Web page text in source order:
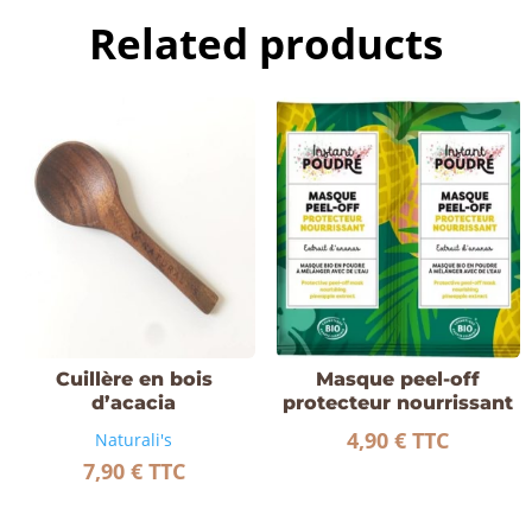
Related products
Cuillère en bois
d’acacia
Naturali's
7,90 € TTC
Masque peel-off
protecteur nourrissant
4,90€ TTC